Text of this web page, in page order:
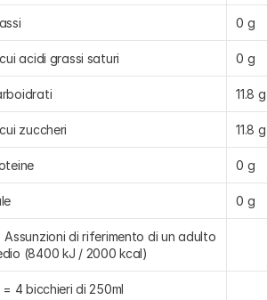
0 g
acidi grassi saturi 0 g
11.8 g
zuccheri 11.8 g
0 g
0 g
Assunzioni di riferimento di un adulto
(8400 kJ / 2000 kcal)
= 4 bicchieri di 250ml